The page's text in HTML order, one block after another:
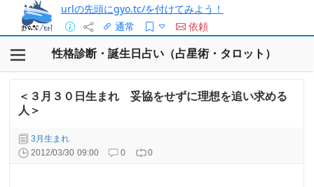
urlの先頭にgyo.tc/を付けてみよう！
通常
依頼